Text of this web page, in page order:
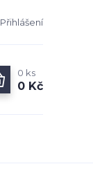
Přihlášení
0 ks
0 Kč